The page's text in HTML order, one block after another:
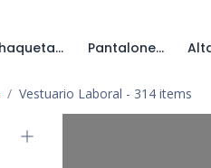
Chaquetas y Cazadoras Pantalones y Bermudas
Vestuario Laboral - 314 items